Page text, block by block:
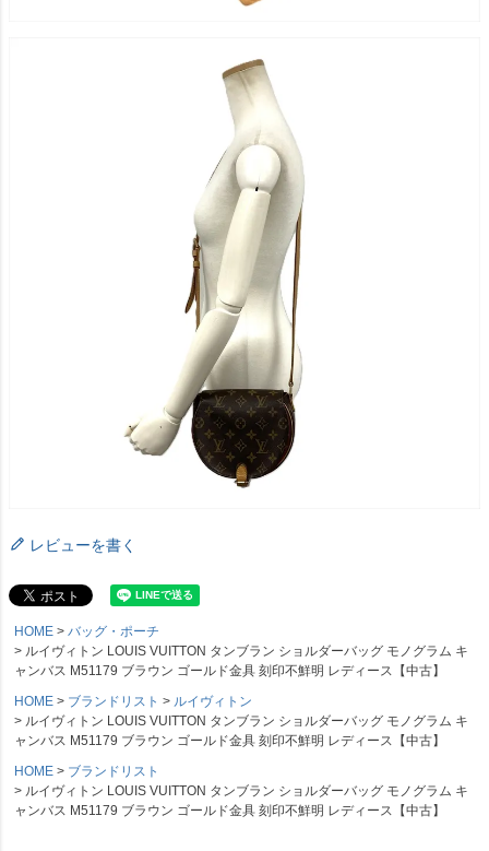
レビューを書く
HOME
バッグ・ポーチ
ルイヴィトン LOUIS VUITTON タンブラン ショルダーバッグ モノグラム キ
ャンバス M51179 ブラウン ゴールド金具 刻印不鮮明 レディース【中古】
HOME
ブランドリスト
ルイヴィトン
ルイヴィトン LOUIS VUITTON タンブラン ショルダーバッグ モノグラム キ
ャンバス M51179 ブラウン ゴールド金具 刻印不鮮明 レディース【中古】
HOME
ブランドリスト
ルイヴィトン LOUIS VUITTON タンブラン ショルダーバッグ モノグラム キ
ャンバス M51179 ブラウン ゴールド金具 刻印不鮮明 レディース【中古】